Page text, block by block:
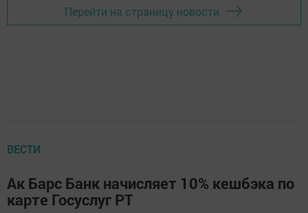
Перейти на страницу новости
ВЕСТИ
Ак Барс Банк начисляет 10% кешбэка по
карте Госуслуг РТ